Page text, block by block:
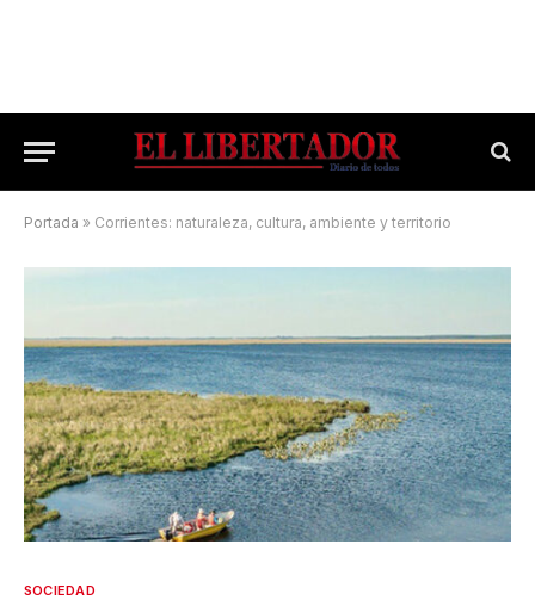
Portada » Corrientes: naturaleza, cultura, ambiente y territorio
SOCIEDAD